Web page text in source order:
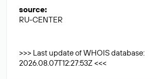
source:
RU-CENTER
>>> Last update of WHOIS database:
2026.08.07T12:27:53Z <<<